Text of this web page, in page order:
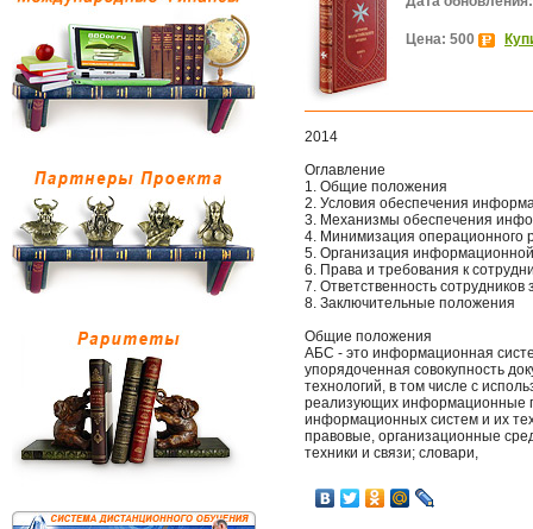
Цена: 500
2014
Оглавление
1. Общие положения
2. Условия обеспечения
3. Механизмы обеспечения
4. Минимизация операционного
5. Организация
6. Права и требования к
7. Ответственность
8. Заключительные положения
Общие положения
АБС - это информационная
упорядоченная совокупность
технологий, в том числе с
реализующих информационные
информационных систем и их
правовые, организационные
техники и связи; словари,